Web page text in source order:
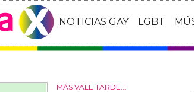
NOTICIAS GAY LGBT
MÁS VALE TARDE...